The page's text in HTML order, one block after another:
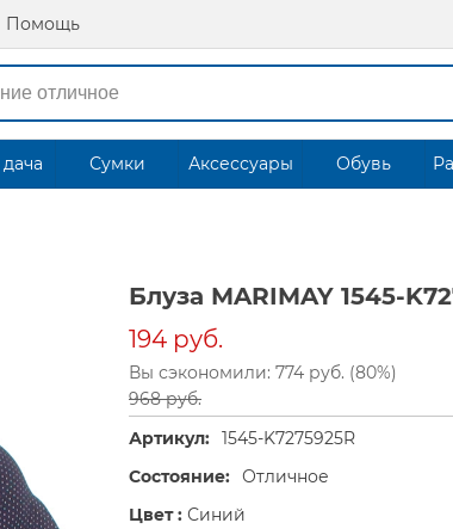
Помощь
Сумки Аксессуары Обувь
Блуза MARIMAY 1545-
194 руб.
Вы сэкономили: 774 руб. (80%)
968 руб.
Артикул: 1545-K7275925R
Состояние: Отличное
Цвет : Синий